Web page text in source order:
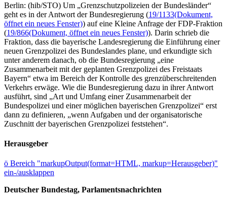
Berlin: (hib/STO) Um „Grenzschutzpolizeien der Bundesländer“
geht es in der Antwort der Bundesregierung (19/1133(Dokument,
öffnet ein neues Fenster)) auf eine Kleine Anfrage der FDP-Fraktion
(19/866(Dokument, öffnet ein neues Fenster)). Darin schrieb die
Fraktion, dass die bayerische Landesregierung die Einführung einer
neuen Grenzpolizei des Bundeslandes plane, und erkundigte sich
unter anderem danach, ob die Bundesregierung „eine
Zusammenarbeit mit der geplanten Grenzpolizei des Freistaats
Bayern“ etwa im Bereich der Kontrolle des grenzüberschreitenden
Verkehrs erwäge. Wie die Bundesregierung dazu in ihrer Antwort
ausführt, sind „Art und Umfang einer Zusammenarbeit der
Bundespolizei und einer möglichen bayerischen Grenzpolizei“ erst
dann zu definieren, „wenn Aufgaben und der organisatorische
Zuschnitt der bayerischen Grenzpolizei feststehen“.
Herausgeber
ö Bereich "markupOutput(format=HTML, markup=Herausgeber)"
ein-/ausklappen
Deutscher Bundestag, Parlamentsnachrichten